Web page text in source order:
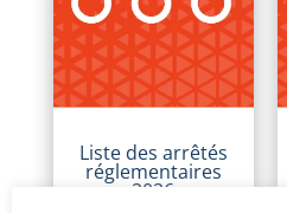
Liste des arrêtés
réglementaires
2026